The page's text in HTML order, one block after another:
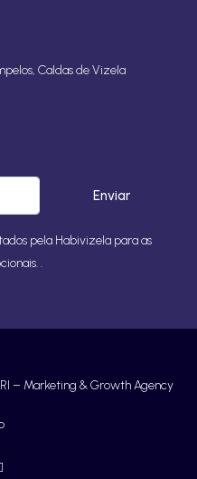
Caldas de Vizela
Enviar
pela Habivizela para as
.
– Marketing & Growth Agency